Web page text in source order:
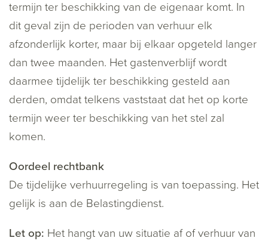
termijn ter beschikking van de eigenaar komt. In
dit geval zijn de perioden van verhuur elk
afzonderlijk korter, maar bij elkaar opgeteld langer
dan twee maanden. Het gastenverblijf wordt
daarmee tijdelijk ter beschikking gesteld aan
derden, omdat telkens vaststaat dat het op korte
termijn weer ter beschikking van het stel zal
komen.
Oordeel rechtbank
De tijdelijke verhuurregeling is van toepassing. Het
gelijk is aan de Belastingdienst.
Let op: Het hangt van uw situatie af of verhuur van